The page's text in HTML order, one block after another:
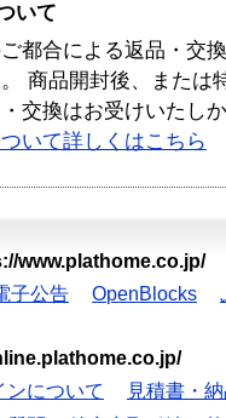
いて
都合による返品・交
商品開封後、または
交換はお受けいたし
いて詳しくはこちら
www.plathome.co.jp/
子公告 OpenBlocks
ンについて
見積書・